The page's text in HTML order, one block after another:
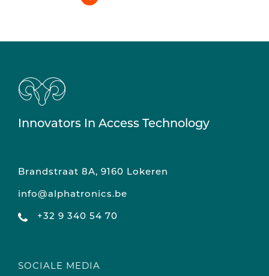
Innovators In Access Technology
Brandstraat 8A, 9160 Lokeren
info@alphatronics.be
+32 9 340 54 70
SOCIALE MEDIA